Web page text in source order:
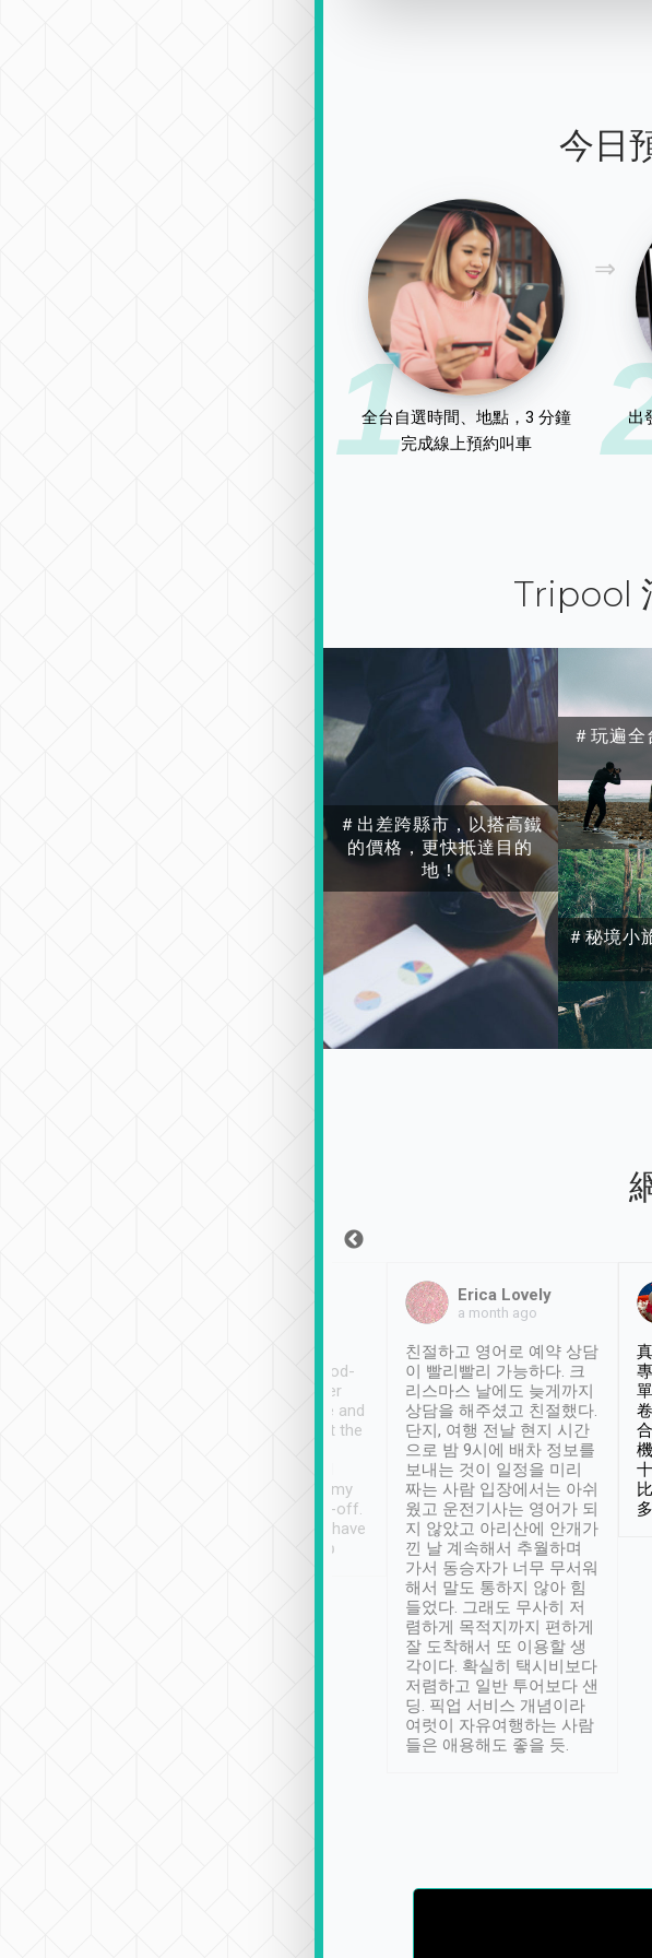
今日
1
全台自選時間、地點，3 分鐘
完成線上預約叫車
出
Tripool
＃出差跨縣市，以搭高鐵
的價格，更快抵達目的
地！
＃玩遍
＃秘境小
service, vehicles in good-
condition and the driver
service was awesome and
thoughtful. Driver went the
have safely arrived at my
destination after drop-off.
Definitely something I have
not seen elsewhere 👍
Erica Lovely
a month ago
친절하고 영어로 예약 상담
이 빨리빨리 가능하다. 크
리스마스 날에도 늦게까지
상담을 해주셨고 친절했다.
단지, 여행 전날 현지 시간
으로 밤 9시에 배차 정보를
보내는 것이 일정을 미리
짜는 사람 입장에서는 아쉬
웠고 운전기사는 영어가 되
지 않았고 아리산에 안개가
낀 날 계속해서 추월하며
가서 동승자가 너무 무서워
해서 말도 통하지 않아 힘
들었다. 그래도 무사히 저
렴하게 목적지까지 편하게
잘 도착해서 또 이용할 생
각이다. 확실히 택시비보다
저렴하고 일반 투어보다 샌
딩. 픽업 서비스 개념이라
여럿이 자유여행하는 사람
들은 애용해도 좋을 듯.